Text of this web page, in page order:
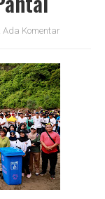
Ada Komentar